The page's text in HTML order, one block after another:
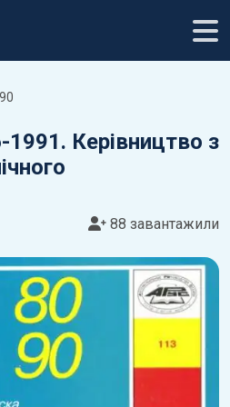
1991. Керівництво з
88 завантажили